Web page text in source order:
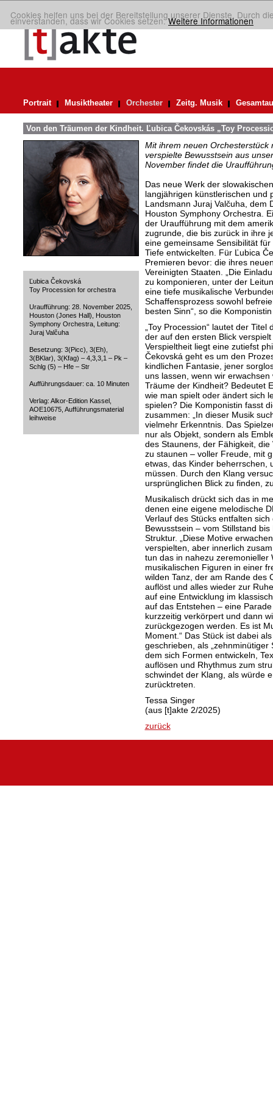
Cookies helfen uns bei der Bereitstellung unserer Dienste. Durch
einverstanden, dass wir Cookies setzen.Weitere Informationen
Portrait Musiktheater Orchester Zeitg. Musik
Von den Träumen der Kindheit. Ľubica Čekovskás „Toy
Ľubica Čekovská
Toy Procession for orchestra
Uraufführung: 28. November 2025,
Houston (Jones Hall), Houston
Symphony Orchestra, Leitung:
Juraj Valčuha
Besetzung: 3(Picc), 3(Eh),
3(BKlar), 3(Kfag) – 4,3,3,1 – Pk –
Schlg (5) – Hfe – Str
Aufführungsdauer: ca. 10 Minuten
Verlag: Alkor-Edition Kassel,
AOE10675, Aufführungsmaterial
leihweise
Mit ihrem neuen Orchesterstück
verspielte Bewusstsein aus
November findet die
Das neue Werk der
langjährigen künstlerischen und
Landsmann Juraj Valčuha, dem
Houston Symphony Orchestra.
der Uraufführung mit dem
zugrunde, die bis zurück in ihre
eine gemeinsame Sensibilität
Tiefe entwickelten. Für Ľubica
Premieren bevor: die ihres
Vereinigten Staaten. „Die
zu komponieren, unter der
eine tiefe musikalische
Schaffensprozess sowohl
besten Sinn“, so die
„Toy Procession“ lautet der
der auf den ersten Blick
Verspieltheit liegt eine zutiefst
Čekovská geht es um den
kindlichen Fantasie, jener
uns lassen, wenn wir
Träume der Kindheit? Bedeutet
wie man spielt oder ändert sich
spielen? Die Komponistin fasst
zusammen: „In dieser Musik
vielmehr Erkenntnis. Das
nur als Objekt, sondern als
des Staunens, der Fähigkeit,
zu staunen – voller Freude, mit
etwas, das Kinder beherrschen,
müssen. Durch den Klang
ursprünglichen Blick zu finden,
Musikalisch drückt sich das in
denen eine eigene melodische
Verlauf des Stücks entfalten
Bewusstsein – vom Stillstand
Struktur. „Diese Motive
verspielten, aber innerlich
tun das in nahezu zeremonieller
musikalischen Figuren in einer
wilden Tanz, der am Rande des
auflöst und alles wieder zur
auf eine Entwicklung im
auf das Entstehen – eine
kurzzeitig verkörpert und dann
zurückgezogen werden. Es ist
Moment.“ Das Stück ist dabei
geschrieben, als
dem sich Formen entwickeln,
auflösen und Rhythmus zum
schwindet der Klang, als würde
zurücktreten.
Tessa Singer
(aus [t]akte 2/2025)
zurück